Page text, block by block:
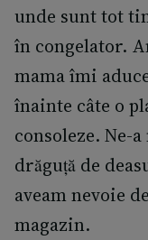
unde sunt tot
în congelator.
mama îmi
înainte câte o
consoleze. Ne-
drăguță de
aveam nevoie
magazin.